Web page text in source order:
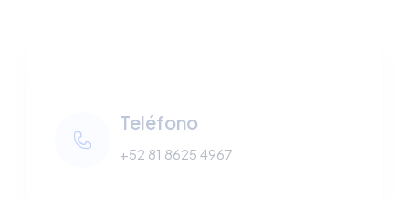
Teléfono
+52 81 8625 4967